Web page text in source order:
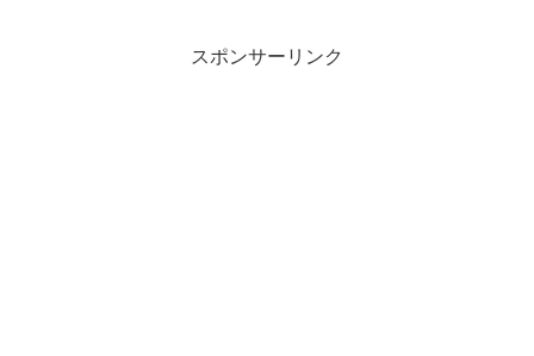
スポンサーリンク